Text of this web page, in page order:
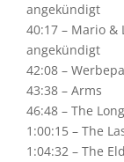
angekündigt
40:17 – Mario &
angekündigt
42:08 –
43:38 – Arms
46:48 – The
1:00:15 – The
1:04:32 – The